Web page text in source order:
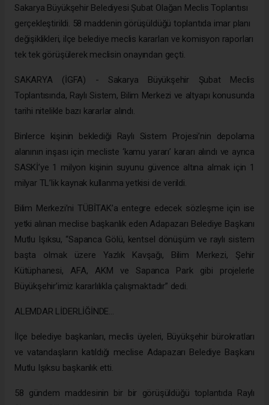
Sakarya Büyükşehir Belediyesi Şubat Olağan Meclis Toplantısı
gerçekleştirildi. 58 maddenin görüşüldüğü toplantıda imar planı
değişiklikleri, ilçe belediye meclis kararları ve komisyon raporları
tek tek görüşülerek meclisin onayından geçti.
SAKARYA (İGFA) - Sakarya Büyükşehir Şubat Meclis
Toplantısında, Raylı Sistem, Bilim Merkezi ve altyapı konusunda
tarihi nitelikle bazı kararlar alındı.
Binlerce kişinin beklediği Raylı Sistem Projesi’nin depolama
alanının inşası için mecliste ‘kamu yararı’ kararı alındı ve ayrıca
SASKİ’ye 1 milyon kişinin suyunu güvence altına almak için 1
milyar TL’lik kaynak kullanma yetkisi de verildi.
Bilim Merkezi’ni TÜBİTAK’a entegre edecek sözleşme için ise
yetki alınan meclise başkanlık eden Adapazarı Belediye Başkanı
Mutlu Işıksu, “Sapanca Gölü, kentsel dönüşüm ve raylı sistem
başta olmak üzere Yazlık Kavşağı, Bilim Merkezi, Şehir
Kütüphanesi, AFA, AKM ve Sapanca Park gibi projelerle
Büyükşehir’imiz kararlılıkla çalışmaktadır” dedi.
ALEMDAR LİDERLİĞİNDE…
İlçe belediye başkanları, meclis üyeleri, Büyükşehir bürokratları
ve vatandaşların katıldığı meclise Adapazarı Belediye Başkanı
Mutlu Işıksu başkanlık etti.
58 gündem maddesinin bir bir görüşüldüğü toplantıda Raylı